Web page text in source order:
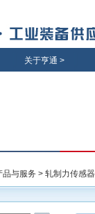
关于亨通 >
品与服务 > 轧制力传感器